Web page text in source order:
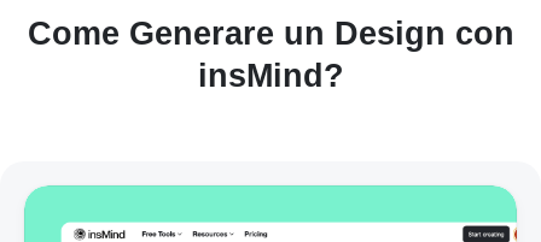
Come Generare un Design con
insMind?